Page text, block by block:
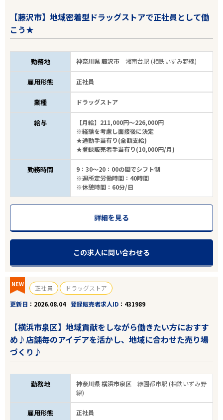
【藤沢市】地域密着型ドラッグストアで正社員として働
こう★
勤務地 神奈川県 藤沢市 湘南台駅 (相鉄いずみ野線)
雇用形態 正社員
業種 ドラッグストア
給与
【月給】211,000円～226,000円
※経験を考慮し面接後に決定
★通勤手当有り(全額支給)
★登録販売者手当有り(10,000円/月)
勤務時間
9：30～20：00の間でシフト制
※週所定労働時間：40時間
※休憩時間：60分/日
詳細を見る
この求人に問い合わせる
NEW 正社員
ドラッグストア
更新日
2026.08.04 登録販売者求人ID 431989
【横浜市泉区】地域貢献をしながら働きたい方におすす
め♪店舗毎のアイデアを活かし、地域に合わせた売り場
づくり♪
勤務地 神奈川県 横浜市泉区緑園都市駅 (相鉄いずみ野
線)
雇用形態 正社員